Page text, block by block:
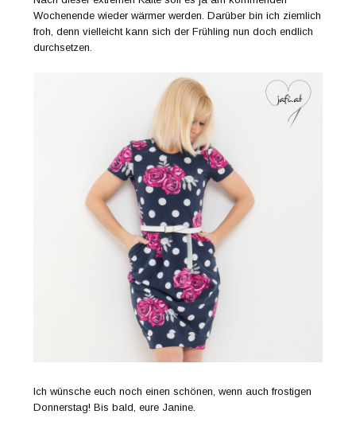
Wochenende wieder wärmer werden. Darüber bin ich ziemlich
froh, denn vielleicht kann sich der Frühling nun doch endlich
durchsetzen.
Ich wünsche euch noch einen schönen, wenn auch frostigen
Donnerstag! Bis bald, eure Janine.